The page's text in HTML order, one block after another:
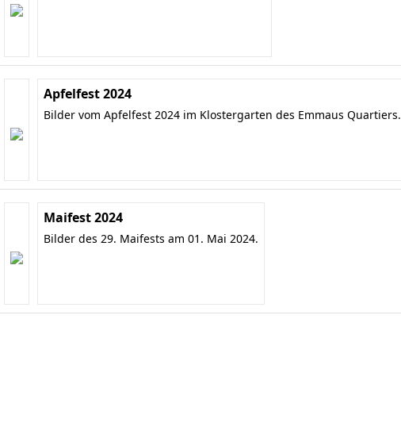
Apfelfest 2024
Bilder vom Apfelfest 2024 im Klostergarten des Emmaus Quartiers.
Maifest 2024
Bilder des 29. Maifests am 01. Mai 2024.